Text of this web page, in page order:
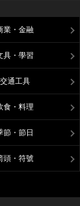
業・金融
具・學習
交通工具
食・料理
節・節日
頭・符號